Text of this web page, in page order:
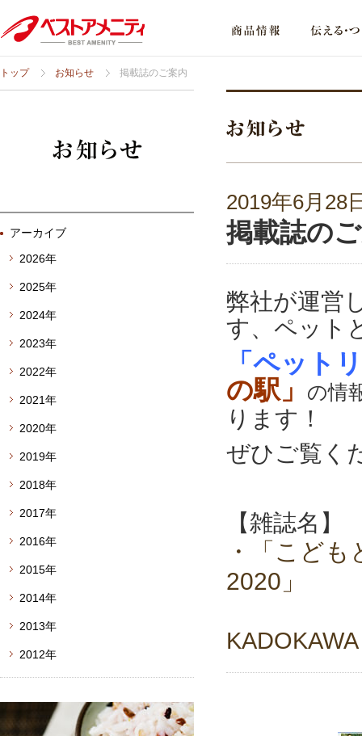
トップ お知らせ 掲載誌のご案内
2019年6月28
掲載誌の
弊社が運営
す、ペット
「ペット
の駅」
の情
ります！
ぜひご覧く
【雑誌名】
・「こど
2020」
KADOKAWA
アーカイブ
2026年
2025年
2024年
2023年
2022年
2021年
2020年
2019年
2018年
2017年
2016年
2015年
2014年
2013年
2012年